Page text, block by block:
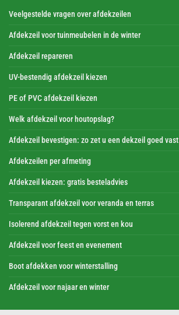
Veelgestelde vragen over afdekzeilen
Afdekzeil voor tuinmeubelen in de winter
Afdekzeil repareren
UV-bestendig afdekzeil kiezen
PE of PVC afdekzeil kiezen
Welk afdekzeil voor houtopslag?
Afdekzeil bevestigen: zo zet u een dekzeil goed vast
Afdekzeilen per afmeting
Afdekzeil kiezen: gratis besteladvies
Transparant afdekzeil voor veranda en terras
Isolerend afdekzeil tegen vorst en kou
Afdekzeil voor feest en evenement
Boot afdekken voor winterstalling
Afdekzeil voor najaar en winter